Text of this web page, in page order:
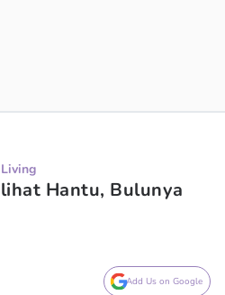
Hantu, Bulunya
Add Us on Google